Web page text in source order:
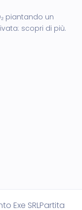
piantando un
scopri di più.
Exe SRLPartita